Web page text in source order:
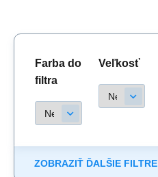
Farba do
filtra
Veľkosť
ZOBRAZIŤ ĎALŠIE FILTRE